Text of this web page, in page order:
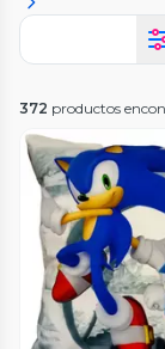
372 productos